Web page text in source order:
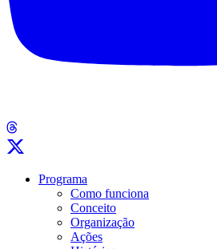
Programa
Como funciona
Conceito
Organização
Ações